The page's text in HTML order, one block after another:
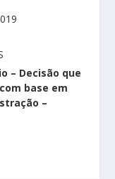
– Decisão que
base em
–